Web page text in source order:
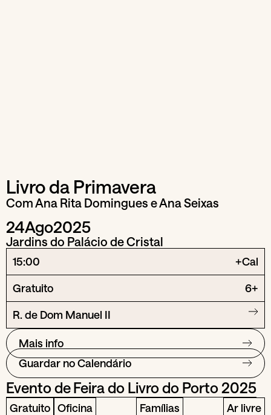
Livro da Primavera
Com Ana Rita Domingues e Ana Seixas
24Ago2025
Jardins do Palácio de Cristal
15:00
+Cal
Gratuito
6+
R. de Dom Manuel II
Mais info
Guardar no Calendário
Evento deFeira do Livro do Porto 2025
Gratuito Oficina Famílias
Ar livre